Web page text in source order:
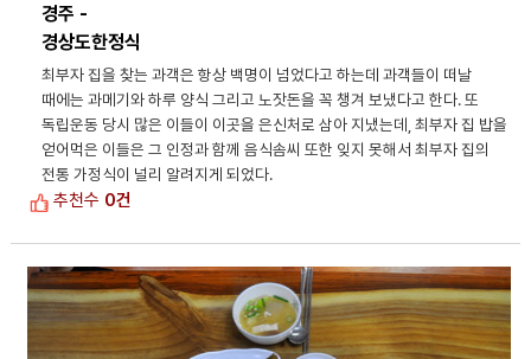
경주 -
경상도한정식
최부자 집을 찾는 과객은 항상 백명이 넘었다고 하는데 과객들이 떠날
때에는 과메기와 하루 양식 그리고 노잣돈을 꼭 챙겨 보냈다고 한다. 또
독립운동 당시 많은 이들이 이곳을 은신처로 삼아 지냈는데, 최부자 집 밥을
얻어먹은 이들은 그 인정과 함께 음식솜씨 또한 잊지 못해서 최부자 집의
전통 가정식이 널리 알려지게 되었다.
추천수 0건